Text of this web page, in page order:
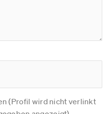
(Profil wird nicht verlinkt